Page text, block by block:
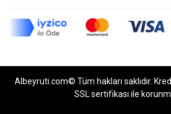
Albeyruti.com© Tüm hakları saklıdır.
SSL sertifikası ile